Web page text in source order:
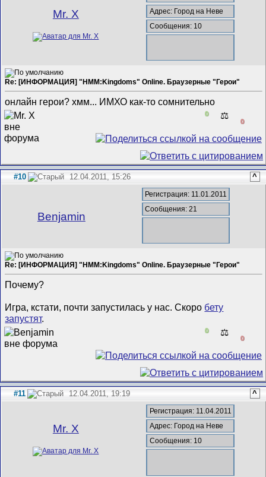
Mr. X
Адрес: Город на Неве
Сообщения: 10
Re: [ИНФОРМАЦИЯ] "HMM:Kingdoms" Online. Браузерные "Герои"
онлайн герои? хмм... ИМХО как-то сомнительно
0 ⚖️
0
#10 12.04.2011, 15:26 ^
Benjamin
Регистрация: 11.01.2011
Сообщения: 21
Re: [ИНФОРМАЦИЯ] "HMM:Kingdoms" Online. Браузерные "Герои"
Почему?
Игра, кстати, почти запустилась у нас. Скоро бету
запустят.
0 ⚖️
0
#11 12.04.2011, 19:19 ^
Mr. X
Регистрация: 11.04.2011
Адрес: Город на Неве
Сообщения: 10